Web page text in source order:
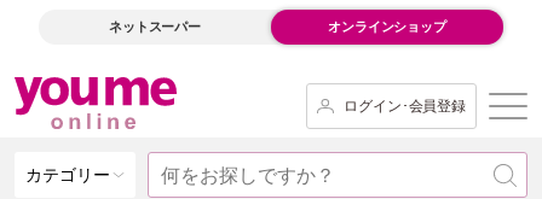
ネットスーパー オンラインショップ
ログイン･会員登録
カテゴリー